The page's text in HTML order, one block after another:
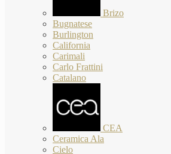
Brizo
Bugnatese
Burlington
California
Carimali
Carlo Frattini
Catalano
CEA
Ceramica Ala
Cielo